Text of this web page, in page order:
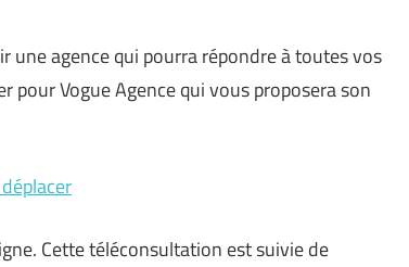
une agence qui pourra répondre à toutes vos
pour Vogue Agence qui vous proposera son
Cette téléconsultation est suivie de